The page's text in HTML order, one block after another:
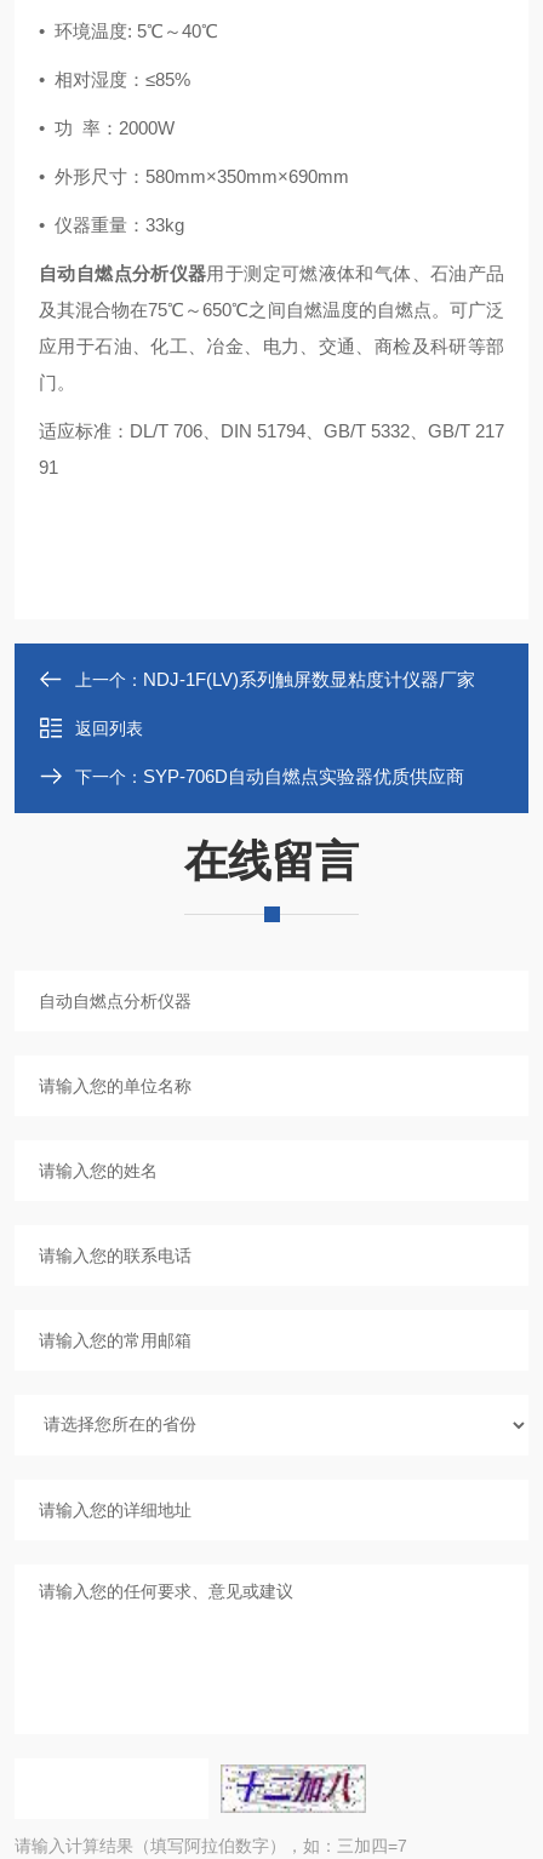
• 环境温度: 5℃～40℃
• 相对湿度：≤85%
• 功 率：2000W
• 外形尺寸：580mm×350mm×690mm
• 仪器重量：33kg
自动自燃点分析仪器用于测定可燃液体和气体、石油产品
及其混合物在75℃～650℃之间自燃温度的自燃点。可广泛
应用于石油、化工、冶金、电力、交通、商检及科研等部
门。
适应标准：DL/T 706、DIN 51794、GB/T 5332、GB/T 217
91
上一个： NDJ-1F(LV)系列触屏数显粘度计仪器厂家
返回列表
下一个： SYP-706D自动自燃点实验器优质供应商
在线留言
请输入计算结果（填写阿拉伯数字），如：三加四=7